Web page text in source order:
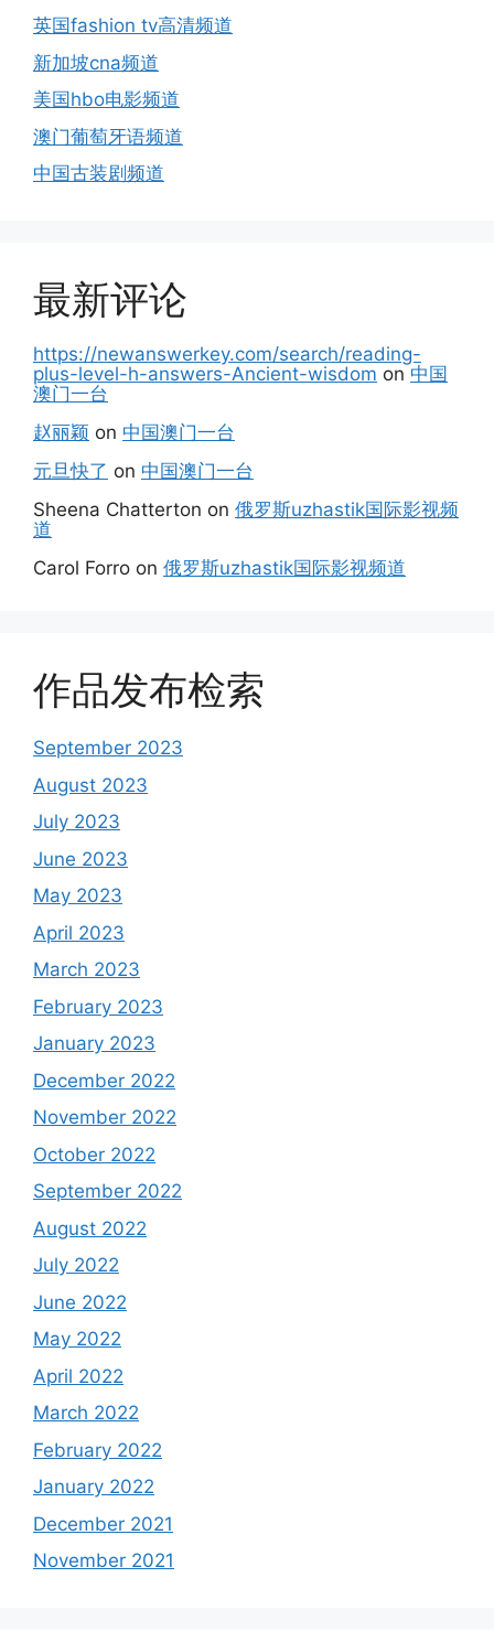
英国fashion tv高清频道
新加坡cna频道
美国hbo电影频道
澳门葡萄牙语频道
中国古装剧频道
最新评论
https://newanswerkey.com/search/reading-
plus-level-h-answers-Ancient-wisdom on 中国
澳门一台
赵丽颖 on 中国澳门一台
元旦快了 on 中国澳门一台
Sheena Chatterton on 俄罗斯uzhastik国际影视频
道
Carol Forro on 俄罗斯uzhastik国际影视频道
作品发布检索
September 2023
August 2023
July 2023
June 2023
May 2023
April 2023
March 2023
February 2023
January 2023
December 2022
November 2022
October 2022
September 2022
August 2022
July 2022
June 2022
May 2022
April 2022
March 2022
February 2022
January 2022
December 2021
November 2021